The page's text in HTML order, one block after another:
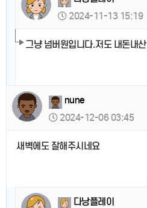
2024-11-13 15:19
그냥 넘버원입니다.저도 내돈내산
nune
2024-12-06 03:45
새벽에도 잘해주시네요
다낭플레이